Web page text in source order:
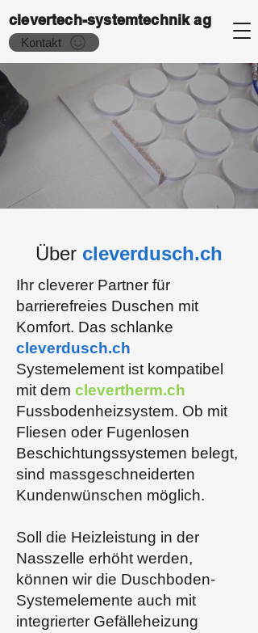
clevertech-systemtechnik ag
Kontakt
Über cleverdusch.ch
Ihr cleverer Partner für
barrierefreies Duschen mit
Komfort. Das schlanke
cleverdusch.ch
Systemelement ist kompatibel
mit dem clevertherm.ch
Fussbodenheizsystem. Ob mit
Fliesen oder Fugenlosen
Beschichtungssystemen belegt,
sind massgeschneiderten
Kundenwünschen möglich.
Soll die Heizleistung in der
Nasszelle erhöht werden,
können wir die Duschboden-
Systemelemente auch mit
integrierter Gefälleheizung